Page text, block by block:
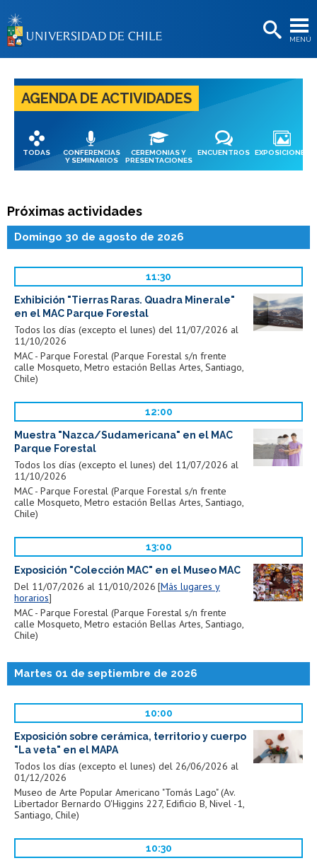
MENÚ
BIBLIOTECAS
Postulantes
Estudiantes
Académicas/os
Egresadas/os
AGENDA DE ACTIVIDADES
TODAS
CONFERENCIAS
Y SEMINARIOS
CEREMONIAS Y
PRESENTACIONES
ENCUENTROS EXPOSICIONES
Próximas actividades
Domingo 30 de agosto de 2026
11:30
Exhibición "Tierras Raras. Quadra Minerale"
en el MAC Parque Forestal
Todos los días (excepto el lunes) del 11/07/2026 al
11/10/2026
MAC - Parque Forestal (Parque Forestal s/n frente
calle Mosqueto, Metro estación Bellas Artes, Santiago,
Chile)
12:00
Muestra "Nazca/Sudamericana" en el MAC
Parque Forestal
Todos los días (excepto el lunes) del 11/07/2026 al
11/10/2026
MAC - Parque Forestal (Parque Forestal s/n frente
calle Mosqueto, Metro estación Bellas Artes, Santiago,
Chile)
13:00
Exposición "Colección MAC" en el Museo MAC
Del 11/07/2026 al 11/010/2026 Más lugares y
horarios
MAC - Parque Forestal (Parque Forestal s/n frente
calle Mosqueto, Metro estación Bellas Artes, Santiago,
Chile)
Martes 01 de septiembre de 2026
10:00
Exposición sobre cerámica, territorio y cuerpo
"La veta" en el MAPA
Todos los días (excepto el lunes) del 26/06/2026 al
01/12/2026
Museo de Arte Popular Americano "Tomás Lago" (Av.
Libertador Bernardo O'Higgins 227, Edificio B, Nivel -1,
Santiago, Chile)
10:30